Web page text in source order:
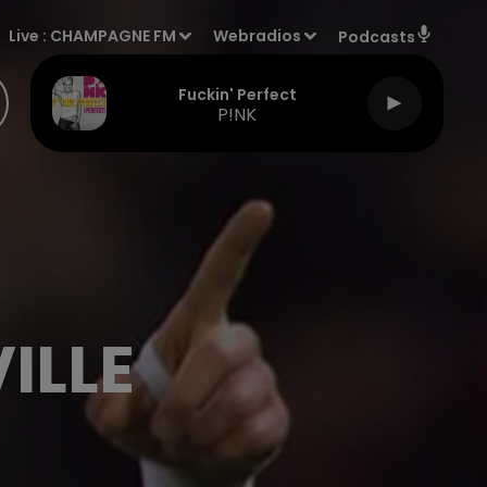
Live : CHAMPAGNE FM Webradios Podcasts
Fuckin' Perfect
P!NK